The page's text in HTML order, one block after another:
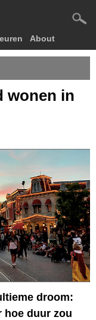
About
wonen in
droom:
hoe duur zou